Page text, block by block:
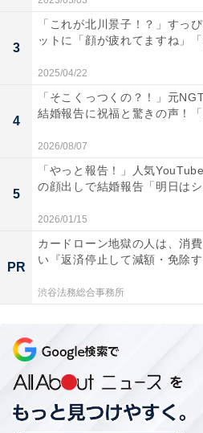
3
「これが北川景子！？」すっ
ットに「顔が疲れてますね」
2025/04/22
4
「そこくっつくの？！」元
結婚報告に祝福と驚きの声！
2026/08/07
5
「やっと報告！」人気
の顔出しで結婚報告「明日は
2026/01/15
PR
カードローン地獄の人は、消
い『返済停止して減額・免除
渋谷法務総合事務所